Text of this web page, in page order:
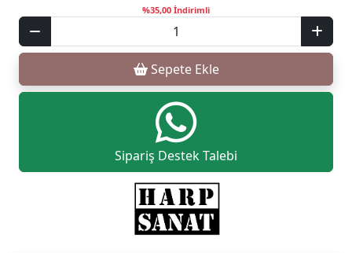
%35,00 İndirimli
Sepete Ekle
Sipariş Destek Talebi